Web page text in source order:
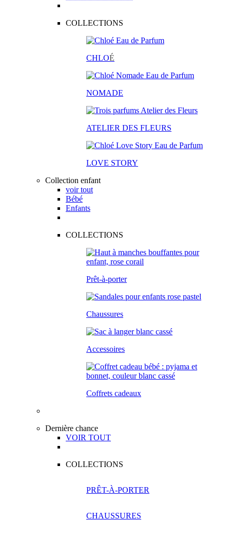
COLLECTIONS
CHLOÉ
NOMADE
ATELIER DES FLEURS
LOVE STORY
Collection enfant
voir tout
Bébé
Enfants
COLLECTIONS
Prêt-à-porter
Chaussures
Accessoires
Coffrets cadeaux
Dernière chance
VOIR TOUT
COLLECTIONS
PRÊT-À-PORTER
CHAUSSURES